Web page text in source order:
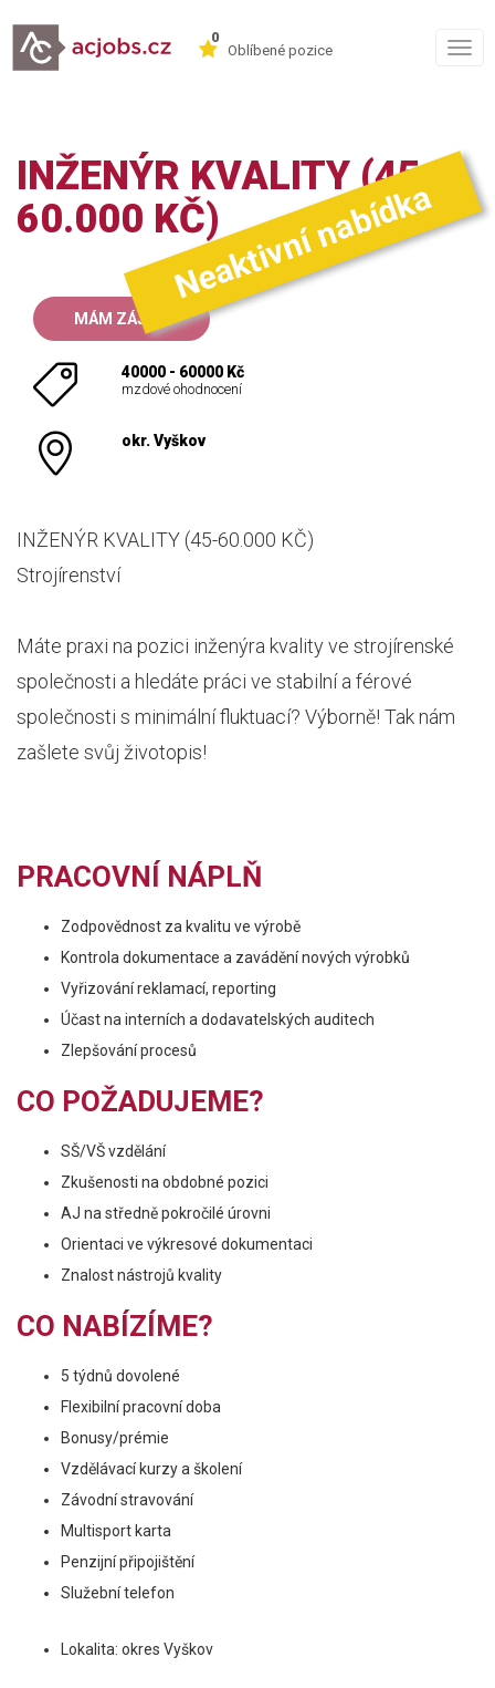
0
Oblíbené pozice
INŽENÝR KVALITY (45-
60.000 KČ)Neaktivní nabídka
MÁM ZÁJEM
40000 - 60000 Kč
mzdové ohodnocení
okr. Vyškov
INŽENÝR KVALITY (45-60.000 KČ)
Strojírenství
Máte praxi na pozici inženýra kvality ve strojírenské
společnosti a hledáte práci ve stabilní a férové
společnosti s minimální fluktuací? Výborně! Tak nám
zašlete svůj životopis!
PRACOVNÍ NÁPLŇ
Zodpovědnost za kvalitu ve výrobě
Kontrola dokumentace a zavádění nových výrobků
Vyřizování reklamací, reporting
Účast na interních a dodavatelských auditech
Zlepšování procesů
CO POŽADUJEME?
SŠ/VŠ vzdělání
Zkušenosti na obdobné pozici
AJ na středně pokročilé úrovni
Orientaci ve výkresové dokumentaci
Znalost nástrojů kvality
CO NABÍZÍME?
5 týdnů dovolené
Flexibilní pracovní doba
Bonusy/prémie
Vzdělávací kurzy a školení
Závodní stravování
Multisport karta
Penzijní připojištění
Služební telefon
Lokalita: okres Vyškov